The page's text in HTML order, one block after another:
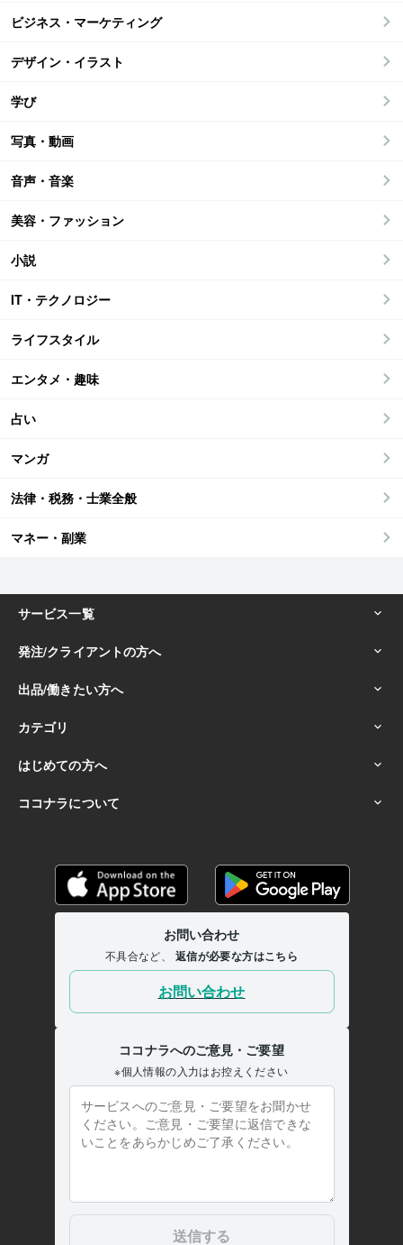
ビジネス・マーケティング
デザイン・イラスト
学び
写真・動画
音声・音楽
美容・ファッション
小説
IT・テクノロジー
ライフスタイル
エンタメ・趣味
占い
マンガ
法律・税務・士業全般
マネー・副業